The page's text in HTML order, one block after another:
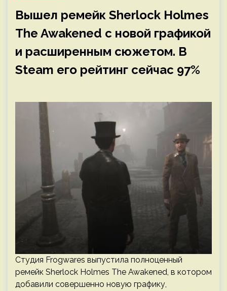
Вышел ремейк Sherlock Holmes
The Awakened с новой графикой
и расширенным сюжетом. В
Steam его рейтинг сейчас 97%
Студия Frogwares выпустила полноценный
ремейк Sherlock Holmes The Awakened, в котором
добавили совершенно новую графику,